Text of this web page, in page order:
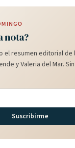
nota?
el resumen editorial de
y Valeria del Mar.
Suscribirme